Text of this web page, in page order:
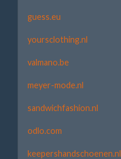
guess.eu
yoursclothing.nl
valmano.be
meyer-mode.nl
sandwichfashion.nl
odlo.com
keepershandschoenen.nl